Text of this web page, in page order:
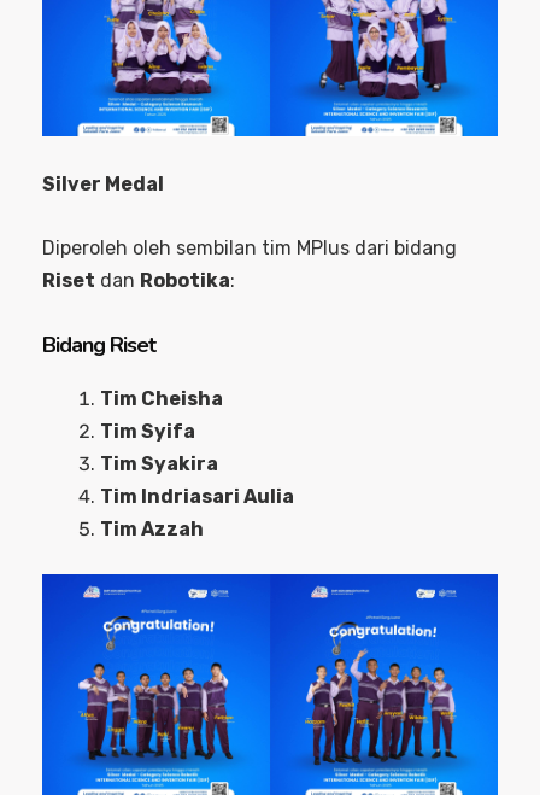
Silver Medal
Diperoleh oleh sembilan tim MPlus dari bidang
Riset dan Robotika:
Bidang Riset
Tim Cheisha
Tim Syifa
Tim Syakira
Tim Indriasari Aulia
Tim Azzah